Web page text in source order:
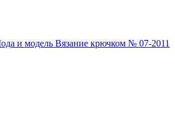
и модель Вязание крючком № 07-2011